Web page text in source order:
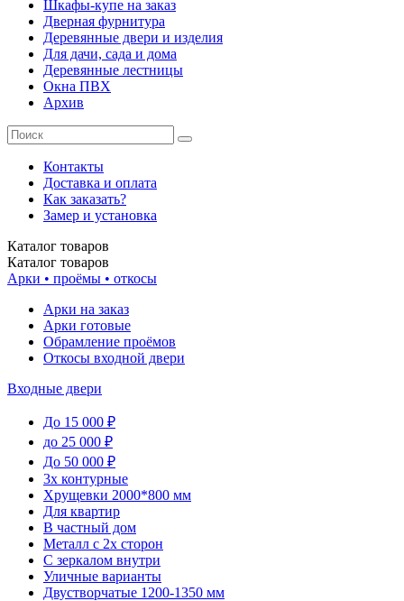
Шкафы-купе на заказ
Дверная фурнитура
Деревянные двери и изделия
Для дачи, сада и дома
Деревянные лестницы
Окна ПВХ
Архив
Контакты
Доставка и оплата
Как заказать?
Замер и установка
Каталог товаров
Каталог товаров
Арки • проёмы • откосы
Арки на заказ
Арки готовые
Обрамление проёмов
Откосы входной двери
Входные двери
До 15 000 ₽
до 25 000 ₽
До 50 000 ₽
3х контурные
Хрущевки 2000*800 мм
Для квартир
В частный дом
Металл с 2х сторон
С зеркалом внутри
Уличные варианты
Двустворчатые 1200-1350 мм